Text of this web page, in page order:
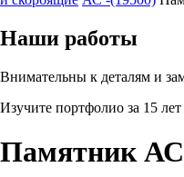
Наши работы
Внимательны к деталям и
Изучите портфолио за 15 лет
Памятник